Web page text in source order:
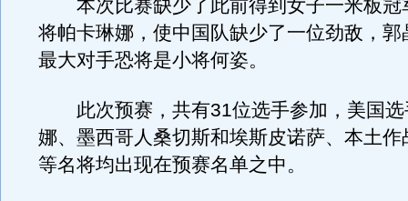
本次比赛缺少了此前得到女子一米板冠
将帕卡琳娜，使中国队缺少了一位劲敌，郭
最大对手恐将是小将何姿。
此次预赛，共有31位选手参加，美国选
娜、墨西哥人桑切斯和埃斯皮诺萨、本土作
等名将均出现在预赛名单之中。